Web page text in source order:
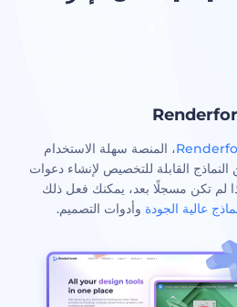
، المنصة سهلة الاستخدام
القابلة للتخصيص لإنشاء دعوات
إذا لم تكن مسجلًا بعد، يمكنك فعل ذلك
عالية الجودة وأدوات التصميم.